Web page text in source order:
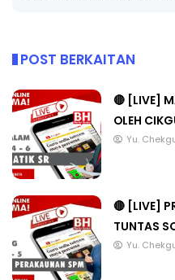
POST BERKAITAN
🔴 [LIVE]
OLEH
Yu.
🔴 [LIVE]
TUNTAS
Yu.